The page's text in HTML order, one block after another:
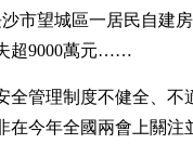
市望城區一居民自建
超9000萬元……
管理制度不健全、不
在今年全國兩會上關注